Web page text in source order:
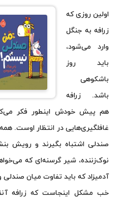
اولین روزی که
زرافه به جنگل
وارد می‌شود،
باید روز
باشکوهی
باشد. زرافه
هم پیش خودش اینطور فکر
غافلگیری‌هایی در انتظار اوست.
صندلی اشتباه بگیرند و رویش
نوک‌زننده، شیر گرسنه‌ای که
آدمیزاد که باید تفاوت میان
خب مشکل اینجاست که زرافه